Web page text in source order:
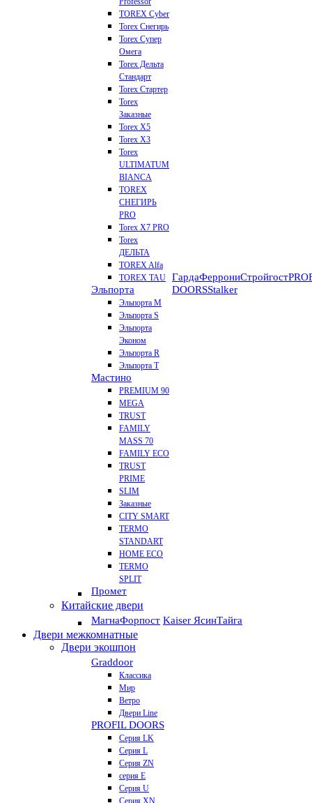
TOREX Cyber
Torex Снегирь
Torex Супер
Омега
Torex Дельта
Стандарт
Torex Стартер
Torex
Заказные
Torex Х5
Torex Х3
Torex
ULTIMATUM
BIANCA
TOREX
СНЕГИРЬ
PRO
Torex X7 PRO
Torex
ДЕЛЬТА
TOREX Alfa
TOREX TAU
Эльпорта
Эльпорта M
Эльпорта S
Эльпорта
Эконом
Эльпорта R
Эльпорта Т
Мастино
PREMIUM 90
MEGA
TRUST
FAMILY
MASS 70
FAMILY ECO
TRUST
PRIME
SLIM
Заказные
CITY SMART
TERMO
STANDART
HOME ECO
ТЕRМО
SPLIT
Промет
ГардаФеррониСтройгост
DOORSStalker
Китайские двери
МагнаФорпост Kaiser ЯсинТайга
Двери межкомнатные
Двери экошпон
Graddoor
Классика
Мир
Ветро
Двери Line
PROFIL DOORS
Серия LK
Серия L
Серия ZN
серия E
Серия U
Серия XN